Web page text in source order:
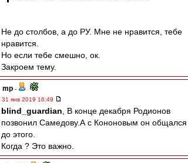
Не до столбов, а до РУ. Мне не нравится, тебе
нравится.
Но если тебе смешно, ок.
Закроем тему.
mp -
31 янв 2019 16:49
blind_guardian , В конце декабря Родионов
позвонил Самедову.А с Кононовым он общался
до этого.
Когда ? Это важно.